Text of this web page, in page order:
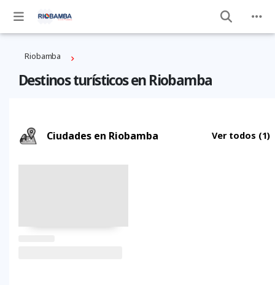
Riobamba
Destinos turísticos en Riobamba
Ciudades en Riobamba Ver todos (1)